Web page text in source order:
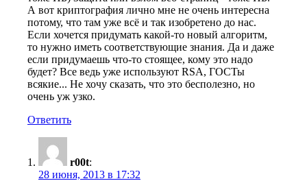
А вот криптография лично мне не очень интересна
потому, что там уже всё и так изобретено до нас.
Если хочется придумать какой-то новый алгоритм,
то нужно иметь соответствующие знания. Да и даже
если придумаешь что-то стоящее, кому это надо
будет? Все ведь уже используют RSA, ГОСТы
всякие... Не хочу сказать, что это бесполезно, но
очень уж узко.
Ответить
r00t:
28 июня, 2013 в 17:32